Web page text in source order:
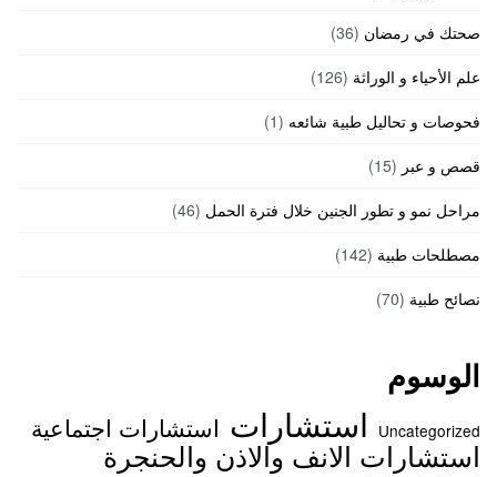
صحتك في رمضان (36)
علم الأحياء و الوراثة (126)
فحوصات و تحاليل طبية شائعه (1)
قصص و عبر (15)
مراحل نمو و تطور الجنين خلال فترة الحمل (46)
مصطلحات طبية (142)
نصائح طبية (70)
الوسوم
Uncategorized استشارات استشارات اجتماعية
استشارات الانف والاذن والحنجرة